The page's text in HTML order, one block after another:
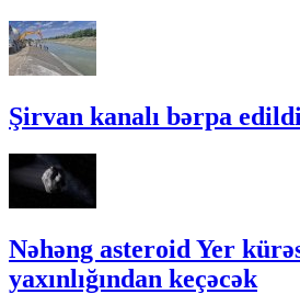
Şirvan kanalı bərpa
Nəhəng asteroid Yer
yaxınlığından keçəcək